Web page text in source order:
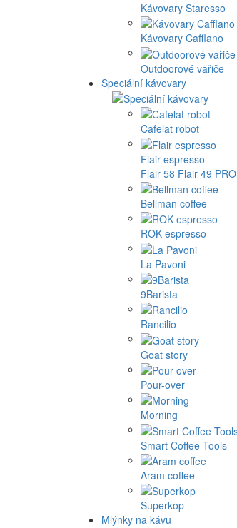
Kávovary Staresso
Kávovary Cafflano
Outdoorové vařiče
Speciální kávovary
Cafelat robot
Flair espresso
Flair 58 Flair 49 PRO
Bellman coffee
ROK espresso
La Pavoni
9Barista
Rancilio
Goat story
Pour-over
Morning
Smart Coffee Tools
Aram coffee
Superkop
Mlýnky na kávu